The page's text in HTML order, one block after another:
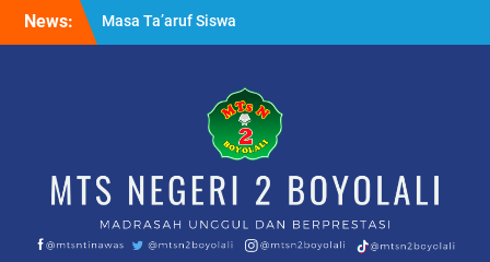
News:
Masa Ta’aruf Siswa
Madrasah MTsN 2 Boyolali
Apel pagi bersama
Kapolsek Nogosari